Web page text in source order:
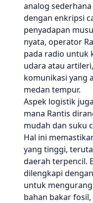
analog
dengan enkripsi
penyadapan
nyata, operator
pada radio untuk
udara atau
komunikasi yang
medan tempur.
Aspek logistik
mana Rantis
mudah dan suku
Hal ini
yang tinggi,
daerah terpencil.
dilengkapi
untuk
bahan bakar